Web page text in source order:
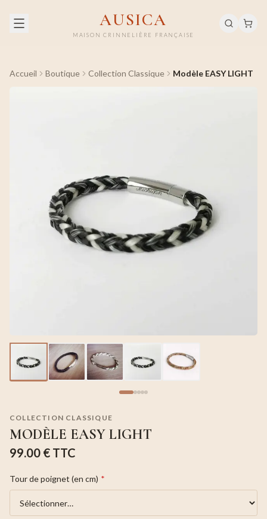
AUSICA
MAISON CRINNELIÈRE FRANÇAISE
Accueil Boutique Collection Classique Modèle EASY LIGHT
COLLECTION CLASSIQUE
MODÈLE EASY LIGHT
99.00 € TTC
Tour de poignet (en cm) *